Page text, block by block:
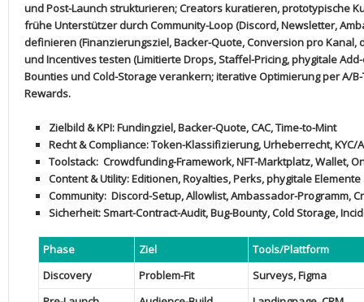
und Post-Launch strukturieren; Creators kuratieren, prototypische
⁣frühe Unterstützer durchCommunity-Loop (Discord, Newsletter,
definieren (Finanzierungsziel, Backer-Quote,⁣ Conversion pro
‍und Incentives testen (Limitierte Drops, Staffel-Pricing, phygitale
Bounties und Cold-Storage verankern; iterative Optimierung per A/
Rewards.
Zielbild & KPI:Fundingziel, Backer-Quote, ‌CAC, Time-to-Mint
Recht⁤ & Compliance:⁣Token-Klassifizierung,‍ Urheberrecht,⁢ KYC/
Toolstack: Crowdfunding-Framework, NFT-Marktplatz, Wallet,
Content & Utility:Editionen, Royalties, Perks, phygitale Elemente
Community: Discord-Setup, Allowlist, Ambassador-Programm,
Sicherheit:Smart-Contract-Audit, Bug-Bounty, Cold ​Storage,
Phase Ziel
Tools/Plattform
Discovery
Problem-Fit
Surveys, Figma